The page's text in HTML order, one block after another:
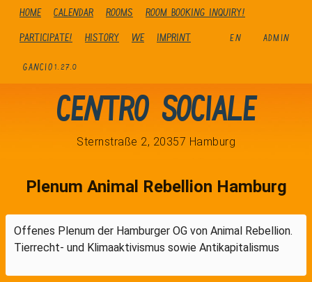
Home Calendar Rooms
Room booking inquiry!
Participate!
history We Imprint EN ADMIN
GANCIO 1.27.0
Centro Sociale
Sternstraße 2, 20357 Hamburg
Plenum Animal Rebellion Hamburg
Offenes Plenum der Hamburger OG von Animal Rebellion.
Tierrecht- und Klimaaktivismus sowie Antikapitalismus